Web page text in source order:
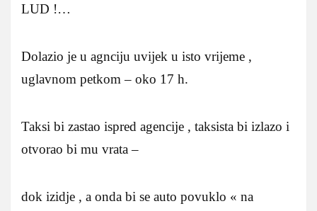
LUD !…
Dolazio je u agnciju uvijek u isto vrijeme ,
uglavnom petkom – oko 17 h.
Taksi bi zastao ispred agencije , taksista bi izlazo i
otvorao bi mu vrata –
dok izidje , a onda bi se auto povuklo « na